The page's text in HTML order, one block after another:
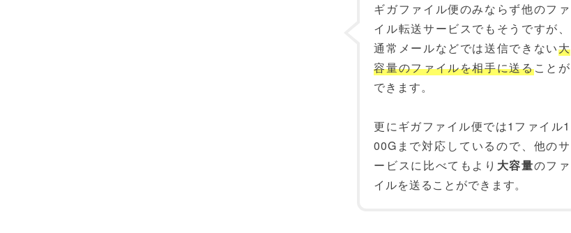
ギガファイル便のみならず他のファ
イル転送サービスでもそうですが、
通常メールなどでは送信できない大
容量のファイルを相手に送ることが
できます。
更にギガファイル便では1ファイル1
00Gまで対応しているので、他のサ
ービスに比べてもより 大容量のファ
イルを送ることができます。